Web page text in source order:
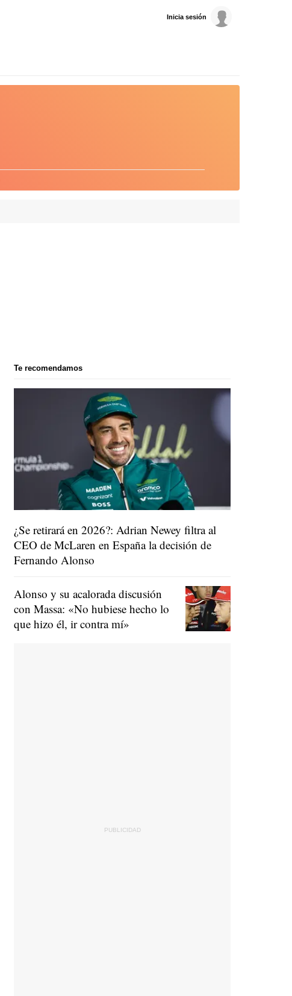
Inicia sesión
Te recomendamos
¿Se retirará en 2026?: Adrian Newey filtra al
CEO de McLaren en España la decisión de
Fernando Alonso
Alonso y su acalorada discusión
con Massa: «No hubiese hecho lo
que hizo él, ir contra mí»